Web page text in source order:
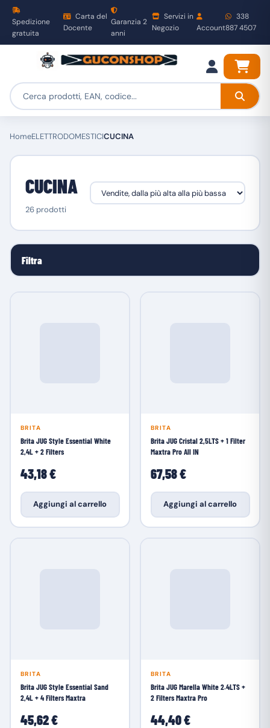
Spedizione
gratuita
Carta del
Docente
Garanzia 2
anni
Servizi in
Negozio
Account
338
887 4507
HomeELETTRODOMESTICICUCINA
CUCINA
26 prodotti
Filtra
BRITA
Brita JUG Style Essential White
2,4L + 2 Filters
43,18 €
Aggiungi al carrello
BRITA
Brita JUG Cristal 2,5LTS + 1 Filter
Maxtra Pro All IN
67,58 €
Aggiungi al carrello
BRITA
Brita JUG Style Essential Sand
2,4L + 4 Filters Maxtra
45,62 €
BRITA
Brita JUG Marella White 2.4LTS +
2 Filters Maxtra Pro
44,40 €